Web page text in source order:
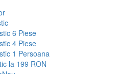
6 Piese
4 Piese
1 Persoana
la 199 RON